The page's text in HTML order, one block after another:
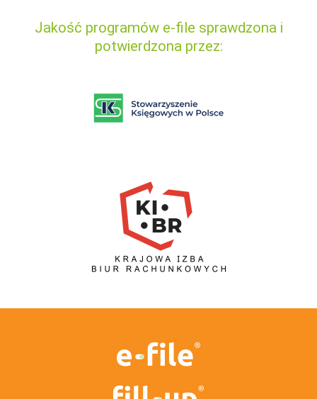
Jakość programów e-file sprawdzona i
potwierdzona przez: